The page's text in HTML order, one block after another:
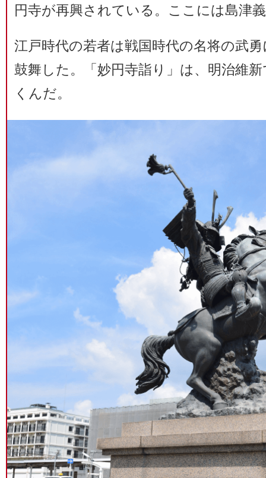
円寺が再興されている。ここには島津
江戸時代の若者は戦国時代の名将の武
鼓舞した。「妙円寺詣り」は、明治維
くんだ。